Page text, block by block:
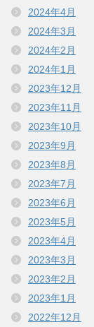
2024年4月
2024年3月
2024年2月
2024年1月
2023年12月
2023年11月
2023年10月
2023年9月
2023年8月
2023年7月
2023年6月
2023年5月
2023年4月
2023年3月
2023年2月
2023年1月
2022年12月